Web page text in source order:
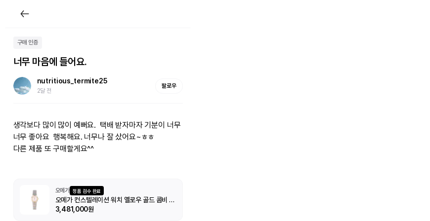
구매 인증
너무 마음에 들어요.
nutritious_termite25
2달 전
팔로우
생각보다 많이 많이 예뻐요.  택배 받자마자 기분이 너무
너무 좋아요  행복해요. 너무나 잘 샀어요~ㅎㅎ
다른 제품 또 구매할게요^^
오메가 정품 검수 완료
오메가 컨스텔레이션 워치 옐로우 골드 콤비 다이아몬드 쿼츠 25mm
3,481,000원